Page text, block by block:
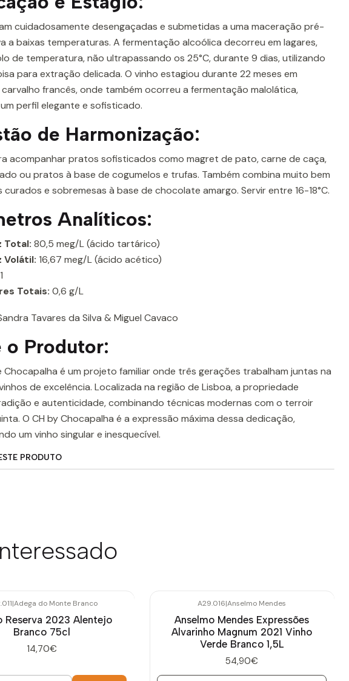
cuidadosamente desengaçadas e submetidas a uma maceração pré-
a baixas temperaturas. A fermentação alcoólica decorreu em lagares,
de temperatura, não ultrapassando os 25°C, durante 9 dias, utilizando
para extração delicada. O vinho estagiou durante 22 meses em
francês, onde também ocorreu a fermentação malolática,
perfil elegante e sofisticado.
de Harmonização:
acompanhar pratos sofisticados como magret de pato, carne de caça,
ou pratos à base de cogumelos e trufas. Também combina muito bem
curados e sobremesas à base de chocolate amargo. Servir entre 16-18°C.
Analíticos:
Total: 80,5 meg/L (ácido tartárico)
Volátil: 16,67 meg/L (ácido acético)
Totais: 0,6 g/L
Tavares da Silva & Miguel Cavaco
o Produtor:
Chocapalha é um projeto familiar onde três gerações trabalham juntas na
de excelência. Localizada na região de Lisboa, a propriedade
e autenticidade, combinando técnicas modernas com o terroir
O CH by Chocapalha é a expressão máxima dessa dedicação,
um vinho singular e inesquecível.
PRODUTO
|Adega do Monte Branco
Reserva 2023 Alentejo
Branco 75cl
14,70€
A29.016|Anselmo Mendes
Anselmo Mendes Expressões
Alvarinho Magnum 2021 Vinho
Verde Branco 1,5L
54,90€